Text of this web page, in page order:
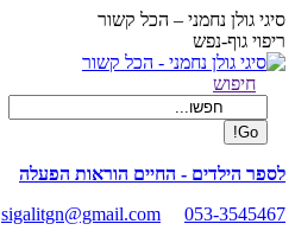
Skip
to
content
סיגי גולן נחמני – הכל קשור
ריפוי גוף-נפש
Facebook
opens
new
window
Search:
חיפוש
לספר הילדים - החיים הוראות הפעלה
sigalitgn@gmail.com
053-3545467